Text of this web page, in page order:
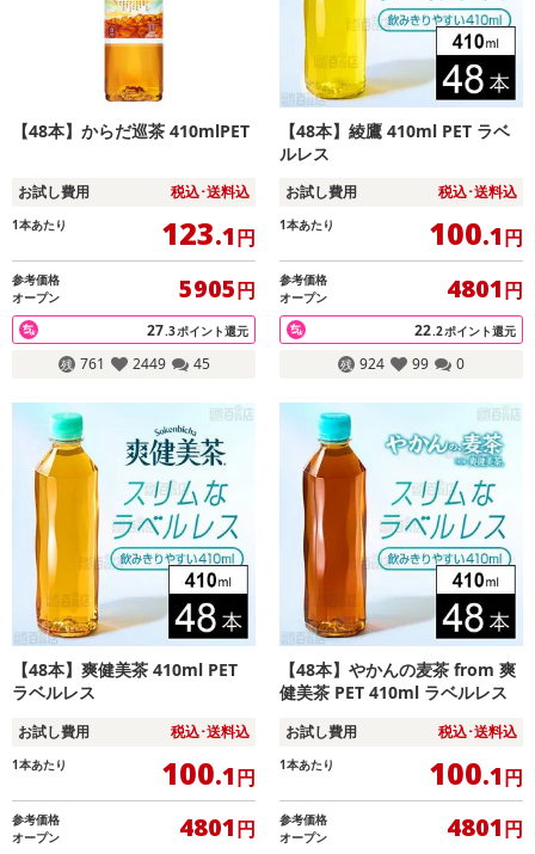
【48本】からだ巡茶 410mlPET
お試し費用 税込･送料込
1本あたり 123.1円
参考価格
オープン
5905円
27.3ポイント還元
761 2449 45
【48本】綾鷹 410ml PET ラベ
ルレス
お試し費用 税込･送料込
1本あたり 100.1円
参考価格
オープン
4801円
22.2ポイント還元
924 99 0
【48本】爽健美茶 410ml PET
ラベルレス
お試し費用 税込･送料込
1本あたり 100.1円
参考価格
オープン
4801円
【48本】やかんの麦茶 from 爽
健美茶 PET 410ml ラベルレス
お試し費用 税込･送料込
1本あたり 100.1円
参考価格
オープン
4801円